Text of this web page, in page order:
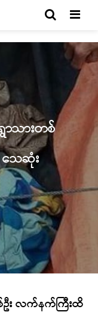
ာသားတစ်
ေဆုံး
ဦး လက်နက်ကြီးထိ